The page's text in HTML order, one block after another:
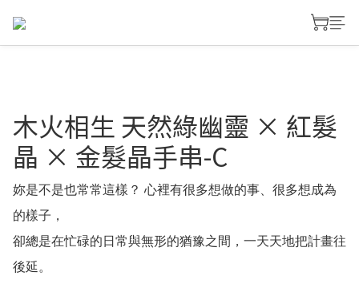
木火相生 天然綠幽靈 × 紅髮
晶 × 金髮晶手串-C
妳是不是也常常這樣？ 心裡有很多想做的事、很多想成為
的樣子，
卻總是在忙碌的日常與無形的猶豫之間，一天天地把計畫往
後延。